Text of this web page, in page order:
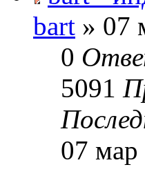
bart » 07
0
5091
07 мар